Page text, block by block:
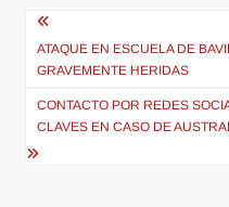
Navegación
de
entradas
ATAQUE EN ESCUELA DE
GRAVEMENTE HERIDAS
CONTACTO POR REDES
CLAVES EN CASO DE